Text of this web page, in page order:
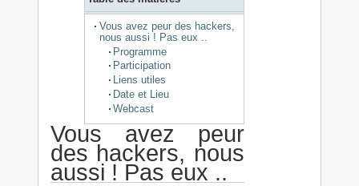
Vous avez peur des hackers,
nous aussi ! Pas eux ..
Programme
Participation
Liens utiles
Date et Lieu
Webcast
Vous avez peur
des hackers, nous
aussi ! Pas eux ..